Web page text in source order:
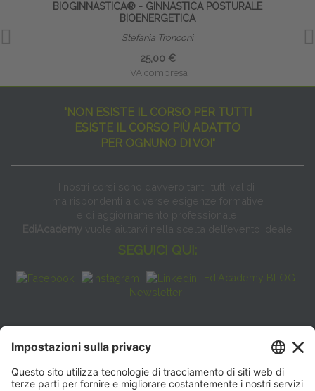
BIOGINNASTICA® - GINNASTICA POSTURALE
BIOENERGETICA
Stefania Tronconi
25,00 €
IVA compresa
"NON ESISTE IL CORSO PER TUTTI
ESISTE IL CORSO PIÙ ADATTO
PER OGNUNO DI VOI"
I nostri corsi sono davvero tanti, tutti validi
ma rispondenti a diverse esigenze formative
e di aggiornamento professionale.
EdiAcademy vuole aiutarvi nella scelta dell’evento ideale
SEGUICI QUI:
EdiAcademy BLOG
Newsletter
FAQ
CONTATTI